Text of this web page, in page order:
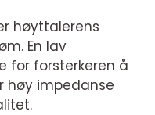
høyttalerens
En lav
for forsterkeren å
høy impedanse